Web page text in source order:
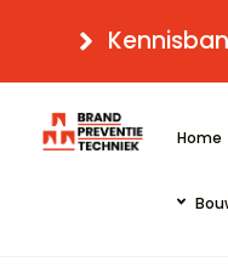
content
Home